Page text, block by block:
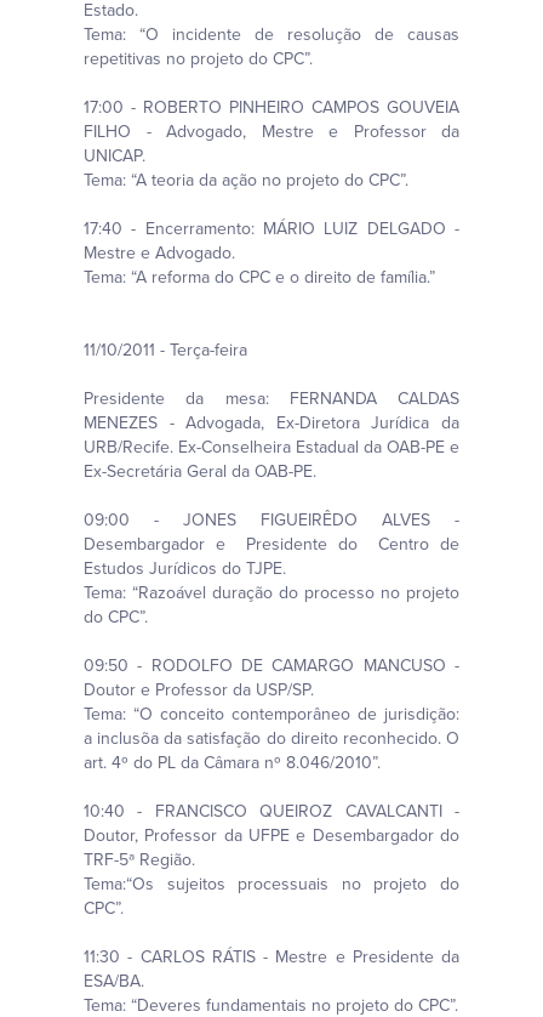
Estado.
Tema: “O incidente de resolução de causas
repetitivas no projeto do CPC”.
17:00 - ROBERTO PINHEIRO CAMPOS GOUVEIA
FILHO - Advogado, Mestre e Professor da
UNICAP.
Tema: “A teoria da ação no projeto do CPC”.
17:40 - Encerramento: MÁRIO LUIZ DELGADO -
Mestre e Advogado.
Tema: “A reforma do CPC e o direito de família.”
11/10/2011 - Terça-feira
Presidente da mesa: FERNANDA CALDAS
MENEZES - Advogada, Ex-Diretora Jurídica da
URB/Recife. Ex-Conselheira Estadual da OAB-PE e
Ex-Secretária Geral da OAB-PE.
09:00 - JONES FIGUEIRÊDO ALVES -
Desembargador e Presidente do Centro de
Estudos Jurídicos do TJPE.
Tema: “Razoável duração do processo no projeto
do CPC”.
09:50 - RODOLFO DE CAMARGO MANCUSO -
Doutor e Professor da USP/SP.
Tema: “O conceito contemporâneo de jurisdição:
a inclusõa da satisfação do direito reconhecido. O
art. 4º do PL da Câmara nº 8.046/2010”.
10:40 - FRANCISCO QUEIROZ CAVALCANTI -
Doutor, Professor da UFPE e Desembargador do
TRF-5ª Região.
Tema:“Os sujeitos processuais no projeto do
CPC”.
11:30 - CARLOS RÁTIS - Mestre e Presidente da
ESA/BA.
Tema: “Deveres fundamentais no projeto do CPC”.